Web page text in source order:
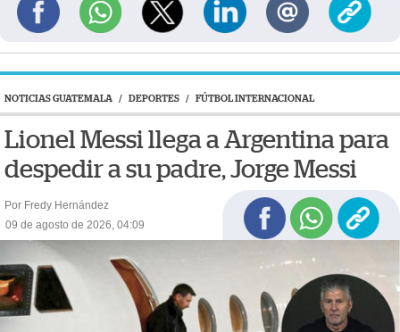
NOTICIAS GUATEMALA / DEPORTES / FÚTBOL INTERNACIONAL
Lionel Messi llega a Argentina para
despedir a su padre, Jorge Messi
Por Fredy Hernández
09 de agosto de 2026, 04:09